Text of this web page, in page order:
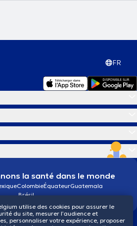
FR
la santé dans le monde
ColombieÉquateurGuatemala
Brésil
utilise des cookies pour assurer le
du site, mesurer l’audience et
personnaliser votre expérience, proposer